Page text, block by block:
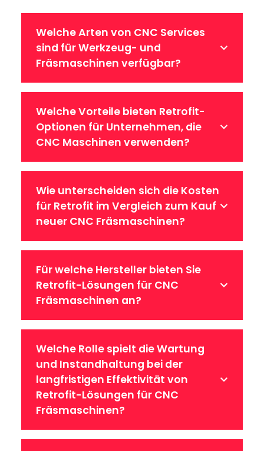
Welche Arten von CNC Services
sind für Werkzeug- und
Fräsmaschinen verfügbar?
Welche Vorteile bieten Retrofit-
Optionen für Unternehmen, die
CNC Maschinen verwenden?
Wie unterscheiden sich die Kosten
für Retrofit im Vergleich zum Kauf
neuer CNC Fräsmaschinen?
Für welche Hersteller bieten Sie
Retrofit-Lösungen für CNC
Fräsmaschinen an?
Welche Rolle spielt die Wartung
und Instandhaltung bei der
langfristigen Effektivität von
Retrofit-Lösungen für CNC
Fräsmaschinen?